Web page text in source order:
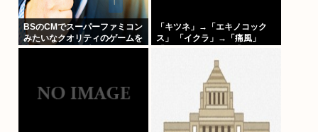
BSのCMでスーパーファミコン
みたいなクオリティのゲームを
8000円ぐらいで売ってるでし
「キツネ」→「エキノコック
ス」 「イクラ」→「痛風」
ル」みたいな合言葉でしか話せ
ない人いるでしょ？